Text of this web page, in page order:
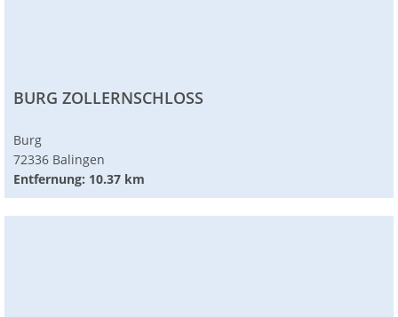
BURG ZOLLERNSCHLOSS
Burg
72336 Balingen
Entfernung: 10.37 km